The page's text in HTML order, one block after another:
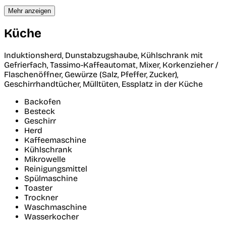
Mehr anzeigen
Küche
Induktionsherd, Dunstabzugshaube, Kühlschrank mit
Gefrierfach, Tassimo-Kaffeautomat, Mixer, Korkenzieher /
Flaschenöffner, Gewürze (Salz, Pfeffer, Zucker),
Geschirrhandtücher, Mülltüten, Essplatz in der Küche
Backofen
Besteck
Geschirr
Herd
Kaffeemaschine
Kühlschrank
Mikrowelle
Reinigungsmittel
Spülmaschine
Toaster
Trockner
Waschmaschine
Wasserkocher